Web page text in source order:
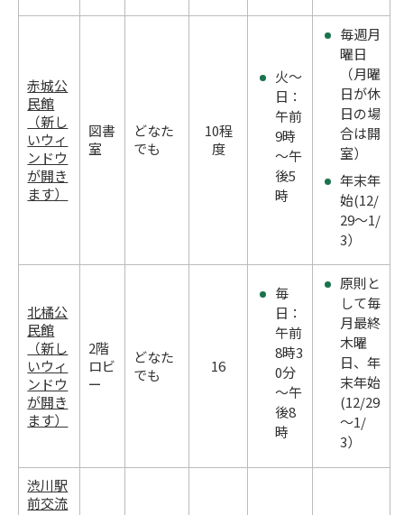
赤城公
民館
（新し
いウィ
ンドウ
が開き
ます）
図書
室
どなた
でも
10程
度
火～
日：
午前
9時
～午
後5
時
毎週月
曜日
（月曜
日が休
日の場
合は開
室）
年末年
始(12/
29～1/
3）
北橘公
民館
（新し
いウィ
ンドウ
が開き
ます）
2階
ロビ
ー
どなた
でも
16
毎
日：
午前
8時3
0分
～午
後8
時
原則と
して毎
月最終
木曜
日、年
末年始
(12/29
～1/
3）
渋川駅
前交流